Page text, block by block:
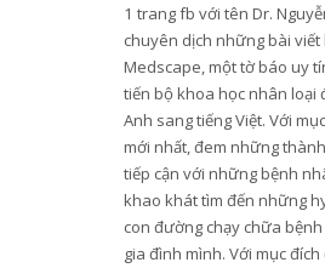
1 trang fb với tên Dr.
chuyên dịch những bài
Medscape, một tờ báo uy
tiến bộ khoa học nhân loại
Anh sang tiếng Việt. Với
mới nhất, đem những
tiếp cận với những bệnh
khao khát tìm đến những
con đường chạy chữa
gia đình mình. Với mục